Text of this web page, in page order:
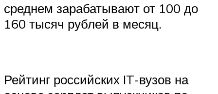
среднем зарабатывают от 100 до
160 тысяч рублей в месяц.
Рейтинг российских IT-вузов на